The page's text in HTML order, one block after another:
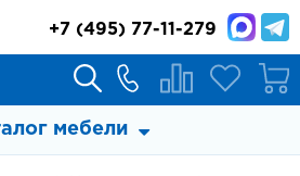
+7 (495) 77-11-279
мебели